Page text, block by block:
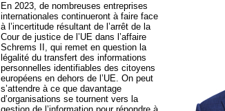
En 2023, de nombreuses entreprises
internationales continueront à faire face
à l’incertitude résultant de l’arrêt de la
Cour de justice de l’UE dans l’affaire
Schrems II, qui remet en question la
légalité du transfert des informations
personnelles identifiables des citoyens
européens en dehors de l’UE. On peut
s’attendre à ce que davantage
d’organisations se tournent vers la